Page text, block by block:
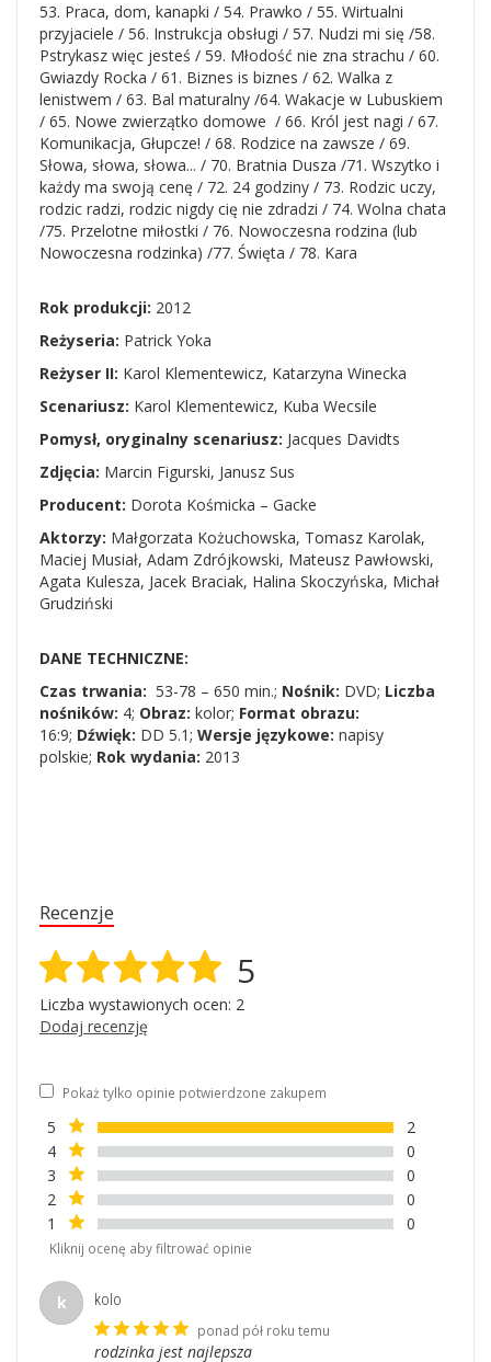
53. Praca, dom, kanapki / 54. Prawko / 55. Wirtualni
przyjaciele / 56. Instrukcja obsługi / 57. Nudzi mi się /58.
Pstrykasz więc jesteś / 59. Młodość nie zna strachu / 60.
Gwiazdy Rocka / 61. Biznes is biznes / 62. Walka z
lenistwem / 63. Bal maturalny /64. Wakacje w Lubuskiem
/ 65. Nowe zwierzątko domowe / 66. Król jest nagi / 67.
Komunikacja, Głupcze! / 68. Rodzice na zawsze / 69.
Słowa, słowa, słowa... / 70. Bratnia Dusza /71. Wszytko i
każdy ma swoją cenę / 72. 24 godziny / 73. Rodzic uczy,
rodzic radzi, rodzic nigdy cię nie zdradzi / 74. Wolna chata
/75. Przelotne miłostki / 76. Nowoczesna rodzina (lub
Nowoczesna rodzinka) /77. Święta / 78. Kara
Rok produkcji: 2012
Reżyseria: Patrick Yoka
Reżyser II: Karol Klementewicz, Katarzyna Winecka
Scenariusz: Karol Klementewicz, Kuba Wecsile
Pomysł, oryginalny scenariusz: Jacques Davidts
Zdjęcia: Marcin Figurski, Janusz Sus
Producent: Dorota Kośmicka – Gacke
Aktorzy: Małgorzata Kożuchowska, Tomasz Karolak,
Maciej Musiał, Adam Zdrójkowski, Mateusz Pawłowski,
Agata Kulesza, Jacek Braciak, Halina Skoczyńska, Michał
Grudziński
DANE TECHNICZNE:
Czas trwania: 53-78 – 650 min.; Nośnik: DVD; Liczba
nośników: 4; Obraz: kolor; Format obrazu:
16:9; Dźwięk: DD 5.1; Wersje językowe: napisy
polskie; Rok wydania: 2013
Recenzje
5
Liczba wystawionych ocen: 2
Dodaj recenzję
Pokaż tylko opinie potwierdzone zakupem
5
2
4
0
3
0
2
0
1
0
Kliknij ocenę aby filtrować opinie
k
kolo
ponad pół roku temu
rodzinka jest najlepsza